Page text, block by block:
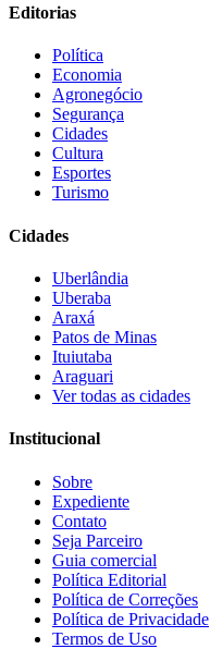
Editorias
Política
Economia
Agronegócio
Segurança
Cidades
Cultura
Esportes
Turismo
Cidades
Uberlândia
Uberaba
Araxá
Patos de Minas
Ituiutaba
Araguari
Ver todas as cidades
Institucional
Sobre
Expediente
Contato
Seja Parceiro
Guia comercial
Política Editorial
Política de Correções
Política de Privacidade
Termos de Uso